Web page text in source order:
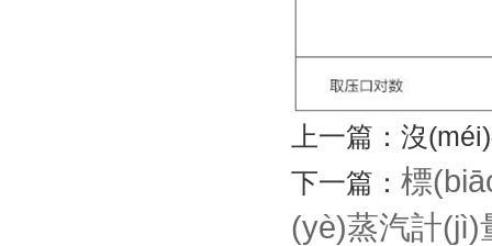
上一篇：沒(méi)有
下一篇： 標
(yè)蒸汽計(jì)